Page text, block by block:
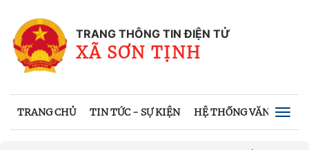
TRANG THÔNG TIN ĐIỆN TỬ
XÃ SƠN TỊNH
TRANG CHỦ TIN TỨC - SỰ KIỆN HỆ THỐNG VĂN BẢN